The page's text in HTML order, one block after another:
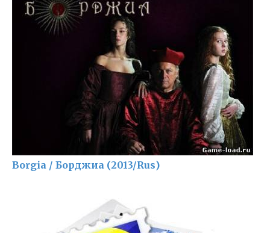
Borgia / Борджиа (2013/Rus)